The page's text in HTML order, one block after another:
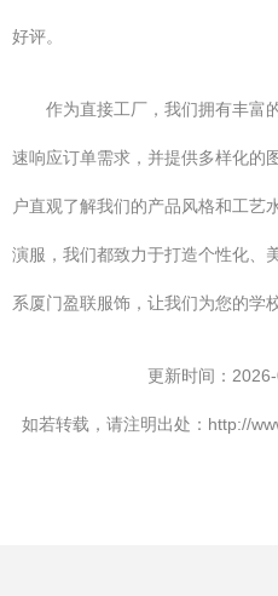
好评。
作为直接工厂，我们拥有丰富
速响应订单需求，并提供多样化的
户直观了解我们的产品风格和工艺
演服，我们都致力于打造个性化、
系厦门盈联服饰，让我们为您的学
更新时间：
如若转载，请注明出处：http://